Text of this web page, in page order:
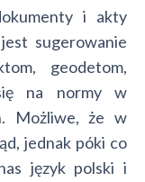
i akty
sugerowanie
geodetom,
się na normy w
Możliwe, że w
jednak póki co
język polski i